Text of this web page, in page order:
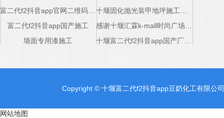
富二代f2抖音app国产施工
墙面专用漆施工
Copyright © 十堰富二代f2抖音app豆奶化工有限公司
网站地图